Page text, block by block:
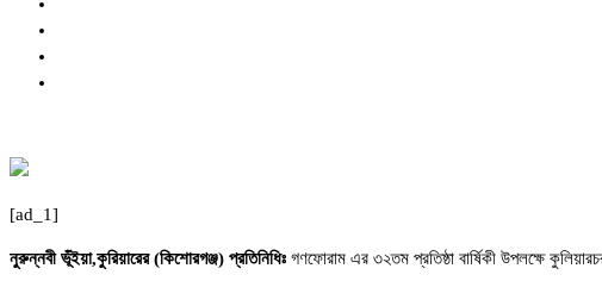
[ad_1]
নুরুন্নবী ভূঁইয়া,কুরিয়ারের (কিশোরগঞ্জ) প্রতিনিধিঃ গণফোরাম এর ৩২তম প্রতিষ্ঠা বার্ষিকী উপলক্ষে